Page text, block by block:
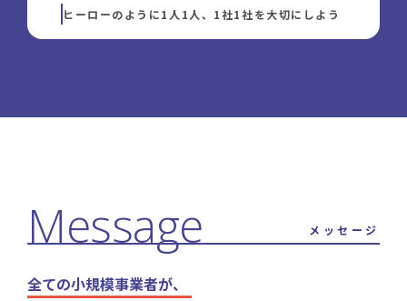
ヒーローのように1人1人、1社1社を大切にしよう
メッセージ
全ての小規模事業者が、